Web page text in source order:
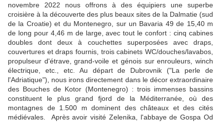
novembre 2022 nous offrons à des équipiers une superbe
croisière à la découverte des plus beaux sites de la Dalmatie (sud
de la Croatie) et du Montenegro, sur un Bavaria 49 de 15,40 m
de long pour 4,46 m de large, avec tout le confort : cinq cabines
doubles dont deux à couchettes superposées avec draps,
couvertures et draps fournis, trois cabinets WC/douches/lavabos,
propulseur d'étrave, grand-voile et génois sur enrouleurs, winch
électrique, etc., etc. Au départ de Dubrovnik ("La perle de
l'Adriatique"), nous irons directement dans le décor extraordinaire
des Bouches de Kotor (Montenegro) : trois immenses bassins
constituent le plus grand fjord de la Méditerranée, où des
montagnes de 1.500 m dominent des châteaux et des cités
médiévales. Après avoir visité Zelenika, l'abbaye de Gospa Od